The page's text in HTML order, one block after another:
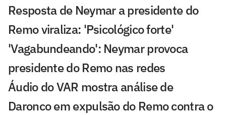
Resposta de Neymar a presidente do
Remo viraliza: 'Psicológico forte'
'Vagabundeando': Neymar provoca
presidente do Remo nas redes
Áudio do VAR mostra análise de
Daronco em expulsão do Remo contra o